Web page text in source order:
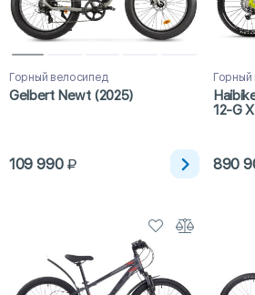
Горный велосипед
Gelbert Newt (2025)
109 990
Горный
12-G
890